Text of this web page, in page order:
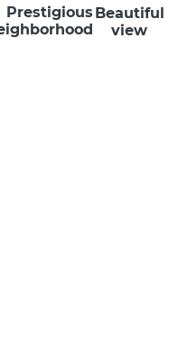
Beautiful
view
Prestigious